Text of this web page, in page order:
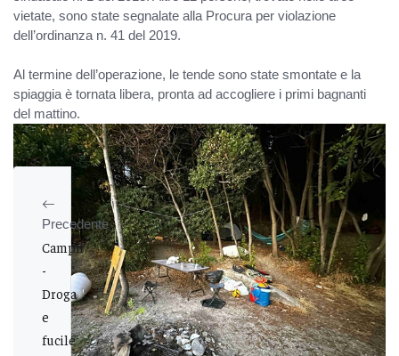
vietate, sono state segnalate alla Procura per violazione
dell’ordinanza n. 41 del 2019.
Al termine dell’operazione, le tende sono state smontate e la
spiaggia è tornata libera, pronta ad accogliere i primi bagnanti
del mattino.
Precedente
Campli
-
Droga
e
fucile